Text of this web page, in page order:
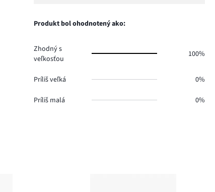
1.hlasov
Produkt bol ohodnotený ako:
Zhodný s
veľkosťou
100%
Príliš veľká 0%
Príliš malá 0%